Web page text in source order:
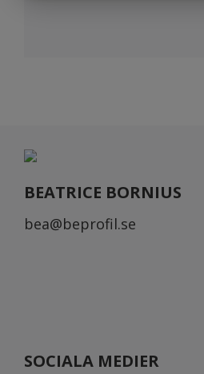
BEATRICE BORNIUS
bea@beprofil.se
SOCIALA MEDIER